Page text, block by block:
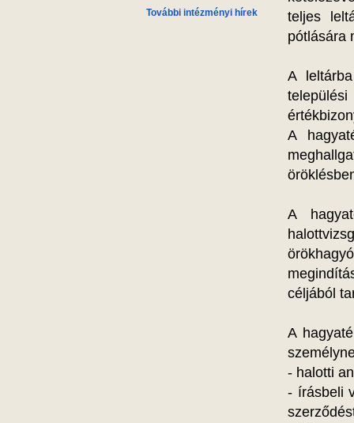
További intézményi hírek
teljes
pótlására
A
A
A
céljából
A
- halotti
- írásbeli